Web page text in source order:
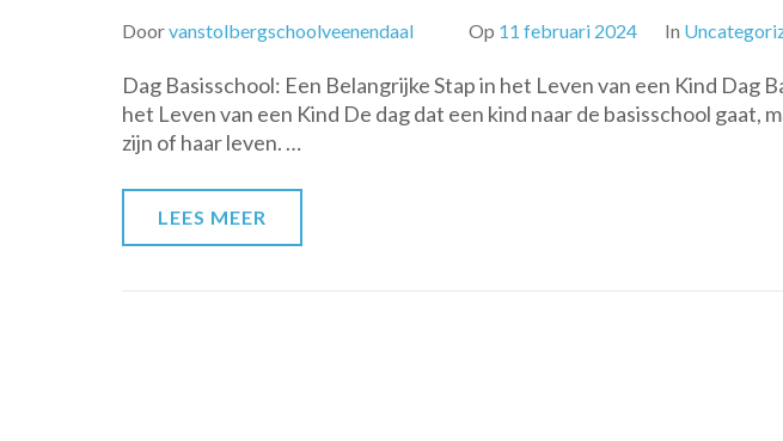
Doorvanstolbergschoolveenendaal Op 11 februari 2024 In
Dag Basisschool: Een Belangrijke Stap in het Leven van een Kind Dag
het Leven van een Kind De dag dat een kind naar de basisschool gaat,
zijn of haar leven. …
LEES MEER